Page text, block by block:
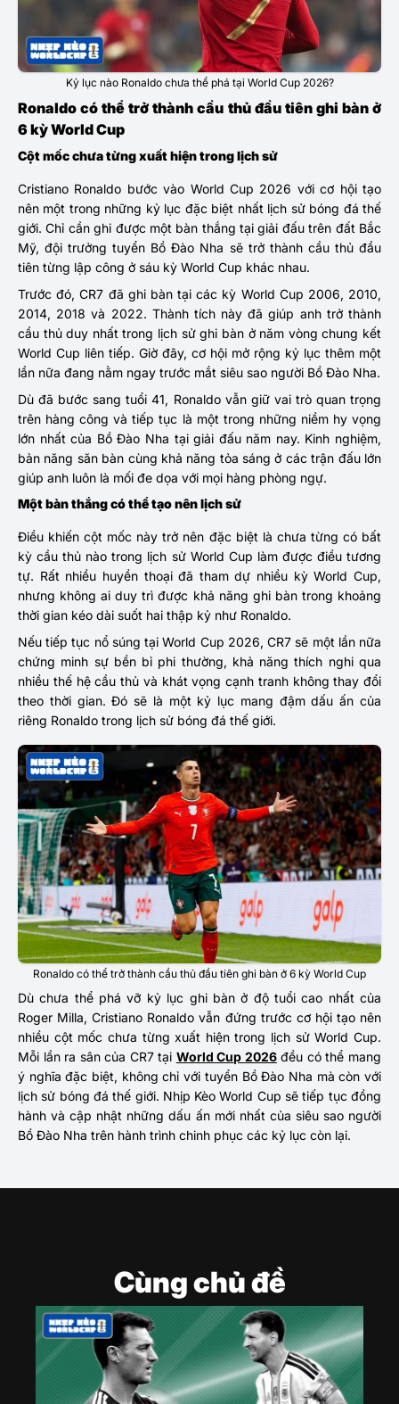
Kỷ lục nào Ronaldo chưa thể phá tại World Cup 2026?
Ronaldo có thể trở thành cầu thủ đầu tiên ghi bàn ở
6 kỳ World Cup
Cột mốc chưa từng xuất hiện trong lịch sử
Cristiano Ronaldo bước vào World Cup 2026 với cơ hội tạo
nên một trong những kỷ lục đặc biệt nhất lịch sử bóng đá thế
giới. Chỉ cần ghi được một bàn thắng tại giải đấu trên đất Bắc
Mỹ, đội trưởng tuyển Bồ Đào Nha sẽ trở thành cầu thủ đầu
tiên từng lập công ở sáu kỳ World Cup khác nhau.
Trước đó, CR7 đã ghi bàn tại các kỳ World Cup 2006, 2010,
2014, 2018 và 2022. Thành tích này đã giúp anh trở thành
cầu thủ duy nhất trong lịch sử ghi bàn ở năm vòng chung kết
World Cup liên tiếp. Giờ đây, cơ hội mở rộng kỷ lục thêm một
lần nữa đang nằm ngay trước mắt siêu sao người Bồ Đào Nha.
Dù đã bước sang tuổi 41, Ronaldo vẫn giữ vai trò quan trọng
trên hàng công và tiếp tục là một trong những niềm hy vọng
lớn nhất của Bồ Đào Nha tại giải đấu năm nay. Kinh nghiệm,
bản năng săn bàn cùng khả năng tỏa sáng ở các trận đấu lớn
giúp anh luôn là mối đe dọa với mọi hàng phòng ngự.
Một bàn thắng có thể tạo nên lịch sử
Điều khiến cột mốc này trở nên đặc biệt là chưa từng có bất
kỳ cầu thủ nào trong lịch sử World Cup làm được điều tương
tự. Rất nhiều huyền thoại đã tham dự nhiều kỳ World Cup,
nhưng không ai duy trì được khả năng ghi bàn trong khoảng
thời gian kéo dài suốt hai thập kỷ như Ronaldo.
Nếu tiếp tục nổ súng tại World Cup 2026, CR7 sẽ một lần nữa
chứng minh sự bền bỉ phi thường, khả năng thích nghi qua
nhiều thế hệ cầu thủ và khát vọng cạnh tranh không thay đổi
theo thời gian. Đó sẽ là một kỷ lục mang đậm dấu ấn của
riêng Ronaldo trong lịch sử bóng đá thế giới.
Ronaldo có thể trở thành cầu thủ đầu tiên ghi bàn ở 6 kỳ World Cup
Dù chưa thể phá vỡ kỷ lục ghi bàn ở độ tuổi cao nhất của
Roger Milla, Cristiano Ronaldo vẫn đứng trước cơ hội tạo nên
nhiều cột mốc chưa từng xuất hiện trong lịch sử World Cup.
Mỗi lần ra sân của CR7 tại World Cup 2026đều có thể mang
ý nghĩa đặc biệt, không chỉ với tuyển Bồ Đào Nha mà còn với
lịch sử bóng đá thế giới. Nhịp Kèo World Cup sẽ tiếp tục đồng
hành và cập nhật những dấu ấn mới nhất của siêu sao người
Bồ Đào Nha trên hành trình chinh phục các kỷ lục còn lại.
Cùng chủ đề